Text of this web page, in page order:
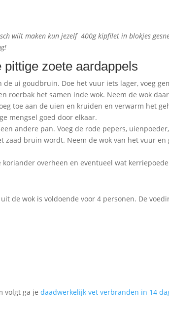
wilt maken kun jezelf 400g kipfilet in blokjes
zoete aardappels
ui goudbruin. Doe het vuur iets lager, voeg
roerbak het samen inde wok. Neem de wok
toe aan de uien en kruiden en verwarm het
mengsel goed door elkaar.
andere pan. Voeg de rode pepers,
zaad bruin wordt. Neem de wok van het vuur
overheen en eventueel wat
de wok is voldoende voor 4 personen. De
volgt ga jedaadwerkelijk vet verbranden in 14